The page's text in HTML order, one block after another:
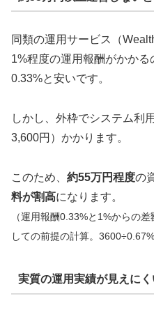
同類の運用サービス（
1%程度の運用報酬がかか
0.33%と安いです。
しかし、外枠でシステム利
3,600円）かかります。
このため、 約55万円程度の
料が割高になります。
（運用報酬0.33%と1%からの
しての前提の計算。3600÷0.67%
実質の運用実績が見えにく